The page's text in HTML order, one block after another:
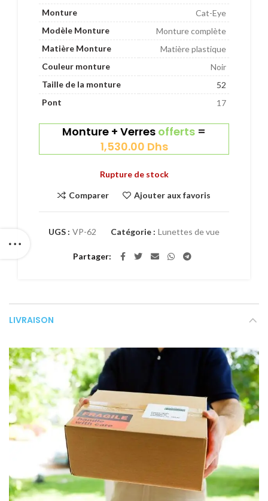
Monture
Cat-Eye
Modèle Monture
Monture complète
Matière Monture
Matière plastique
Couleur monture
Noir
Taille de la monture
52
Pont
17
Monture + Verres offerts =
1,530.00 Dhs
Rupture de stock
Comparer Ajouter aux favoris
UGS : VP-62 Catégorie : Lunettes de vue
Partager
LIVRAISON